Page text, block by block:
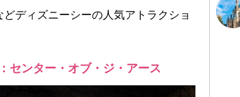
ディズニーシーの人気アトラクショ
センター・オブ・ジ・アース